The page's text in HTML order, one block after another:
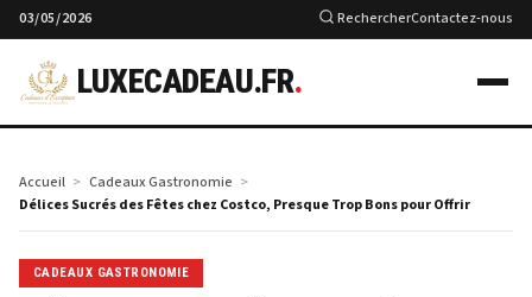
03/05/2026 RechercherContactez-nous
LUXECADEAU.FR.
Accueil
Cadeaux Gastronomie
Délices Sucrés des Fêtes chez Costco, Presque Trop Bons pour Offrir
CADEAUX GASTRONOMIE